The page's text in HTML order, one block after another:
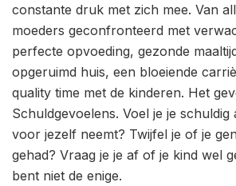
constante druk met zich mee. Van
moeders geconfronteerd met
perfecte opvoeding, gezonde
opgeruimd huis, een bloeiende
quality time met de kinderen. Het
Schuldgevoelens. Voel je je schuldig
voor jezelf neemt? Twijfel je of je
gehad? Vraag je je af of je kind wel
bent niet de enige.